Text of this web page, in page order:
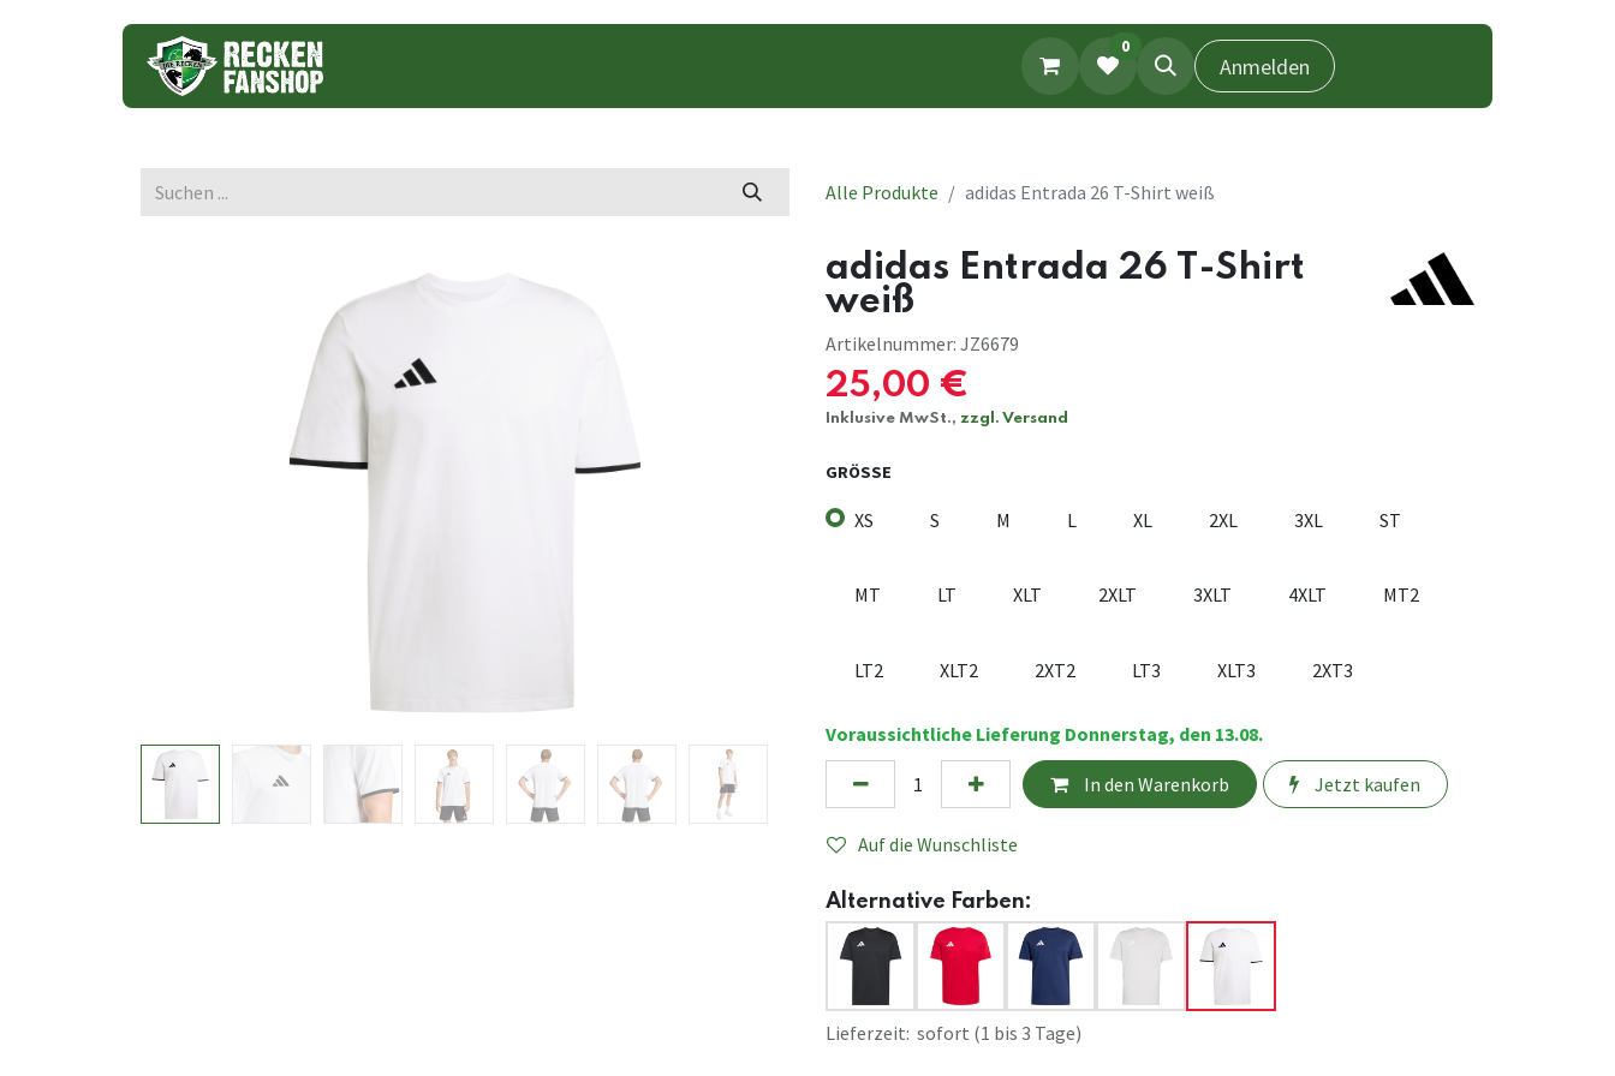
0
Anmelden
Alle Produkte adidas Entrada 26 T-Shirt weiß
adidas Entrada 26 T-Shirt
weiß
Artikelnummer: JZ6679
25,00 €
Inklusive MwSt., zzgl. Versand
GRÖSSE
XS S M L XL 2XL 3XL ST
MT LT XLT 2XLT 3XLT 4XLT MT2
LT2 XLT2 2XT2 LT3 XLT3 2XT3
Voraussichtliche Lieferung Donnerstag, den 13.08.
In den Warenkorb Jetzt kaufen
Auf die Wunschliste
Alternative Farben:
Lieferzeit: sofort (1 bis 3 Tage)